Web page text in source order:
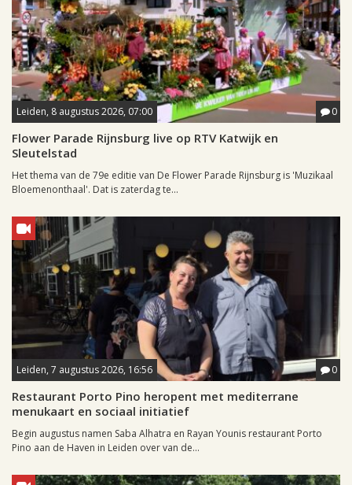
Leiden, 8 augustus 2026, 07:00 0
Flower Parade Rijnsburg live op RTV Katwijk en
Sleutelstad
Het thema van de 79e editie van De Flower Parade Rijnsburg is 'Muzikaal
Bloemenonthaal'. Dat is zaterdag te...
Leiden, 7 augustus 2026, 16:56 0
Restaurant Porto Pino heropent met mediterrane
menukaart en sociaal initiatief
Begin augustus namen Saba Alhatra en Rayan Younis restaurant Porto
Pino aan de Haven in Leiden over van de...